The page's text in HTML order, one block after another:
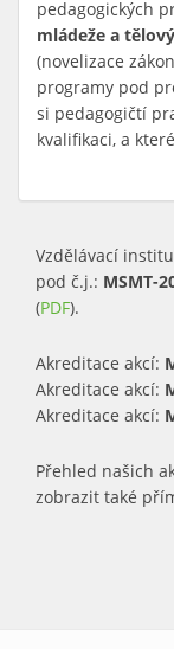
pedagogických
mládeže a
(novelizace
programy pod
si pedagogičtí
kvalifikaci, a
Vzdělávací
pod č.j.: MSMT-
(PDF).
Akreditace akcí:
Akreditace akcí:
Akreditace akcí:
Přehled našich
zobrazit také